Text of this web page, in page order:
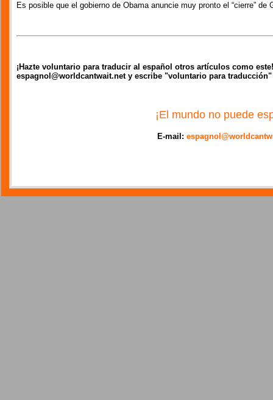
Es posible que el gobierno de Obama anuncie muy pronto el “cierre”
¡Hazte voluntario para traducir al español otros artículos como
espagnol@worldcantwait.net y escribe "voluntario para
¡El mundo no puede
E-mail: